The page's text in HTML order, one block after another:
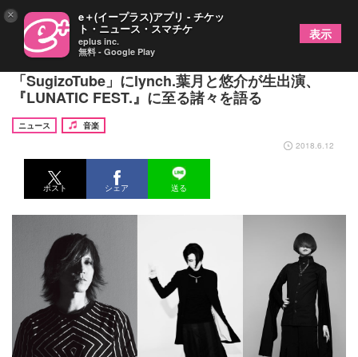
SUGIZO公式ライブストリーミング
「SugizoTube」にlynch.葉月と悠介が生出演、
『LUNATIC FEST.』に至る諸々を語る
ニュース
音楽
2018.6.12
ポスト シェア 送る
× e＋(イープラス)アプリ - チケッ
ト・ニュース・スマチケ
eplus inc.
無料 - Google Play
表示